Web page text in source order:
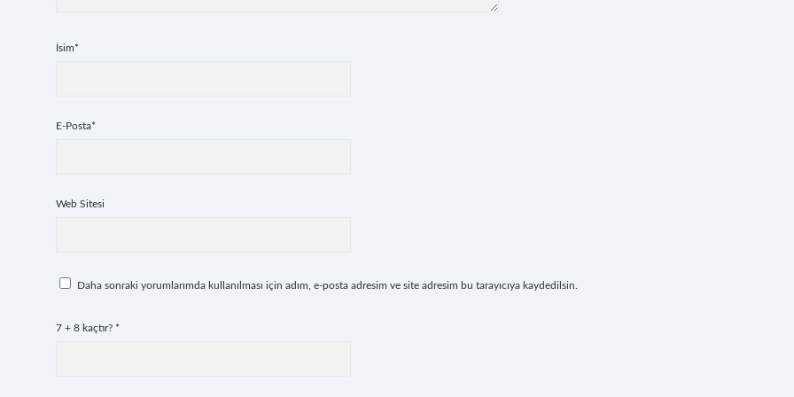
İsim*
E-Posta*
Web Sitesi
Daha sonraki yorumlarımda kullanılması için adım, e-posta adresim ve site adresim bu tarayıcıya kaydedilsin.
7 + 8 kaçtır? *